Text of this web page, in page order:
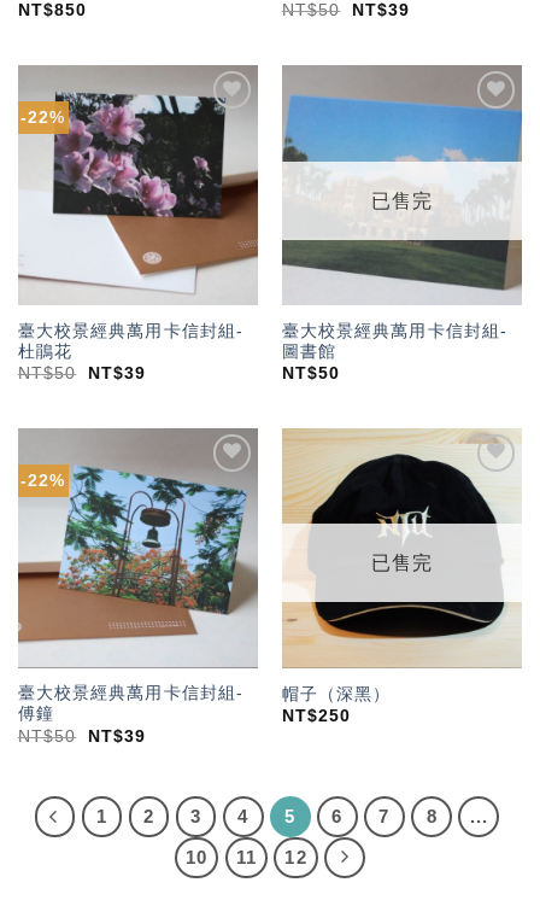
NT$850
NT$50 NT$39
-22%
加入
「願
望輕
單」
臺大校景經典萬用卡信封組-
杜鵑花
NT$50 NT$39
望輕
已售完
臺大校景經典萬用卡信封組-
圖書館
NT$50
-22%
加入
「願
望輕
單」
臺大校景經典萬用卡信封組-
傅鐘
NT$50 NT$39
「願
望輕
單」
已售完
帽子（深黑）
NT$250
1 2 3 4 5 6 7 8
...
10
11 12